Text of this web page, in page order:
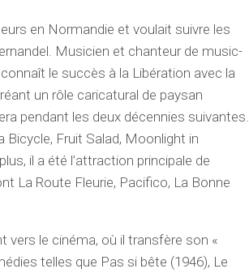
en Normandie et voulait suivre les
Musicien et chanteur de music-
le succès à la Libération avec la
un rôle caricatural de paysan
pendant les deux décennies suivantes.
Fruit Salad, Moonlight in
il a été l’attraction principale de
La Route Fleurie, Pacifico, La Bonne
vers le cinéma, où il transfère son «
telles que Pas si bête (1946), Le